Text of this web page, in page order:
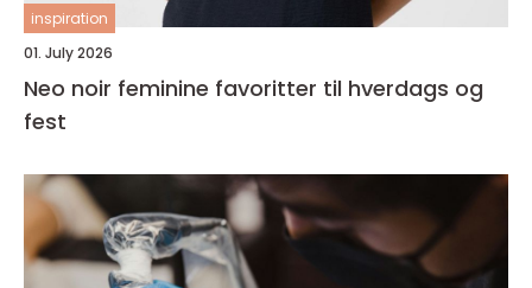
inspiration
01. July 2026
Neo noir feminine favoritter til hverdags og
fest